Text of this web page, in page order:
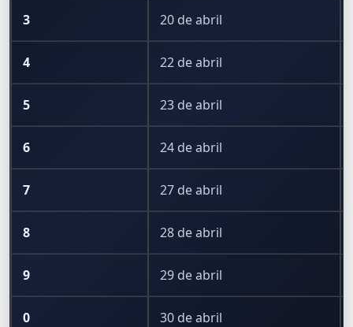
3 20 de abril
4 22 de abril
5 23 de abril
6 24 de abril
7 27 de abril
8 28 de abril
9 29 de abril
0 30 de abril